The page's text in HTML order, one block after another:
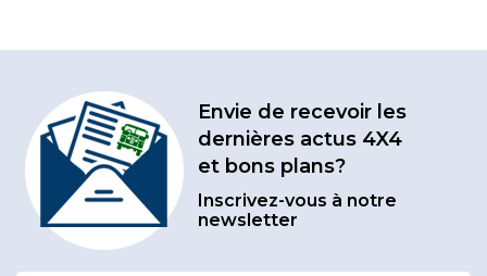
Envie de recevoir les
dernières actus 4X4
et bons plans?
Inscrivez-vous à notre
newsletter